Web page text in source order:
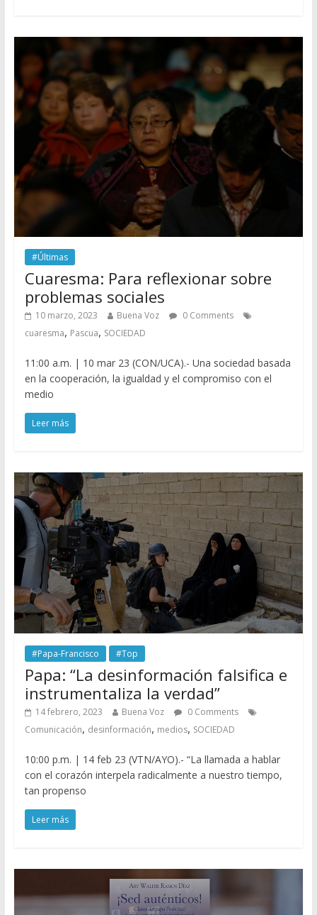
#Últimas
Cuaresma: Para reflexionar sobre
problemas sociales
10 marzo, 2023 Buena Voz
0 Comments
cuaresma, Pascua, SOCIEDAD
11:00 a.m. | 10 mar 23 (CON/UCA).- Una sociedad basada
en la cooperación, la igualdad y el compromiso con el
medio
Leer más
#Papa-Francisco #Top
Papa: “La desinformación falsifica e
instrumentaliza la verdad”
14 febrero, 2023 Buena Voz
0 Comments
Comunicación, desinformación, medios, SOCIEDAD
10:00 p.m. | 14 feb 23 (VTN/AYO).- “La llamada a hablar
con el corazón interpela radicalmente a nuestro tiempo,
tan propenso
Leer más